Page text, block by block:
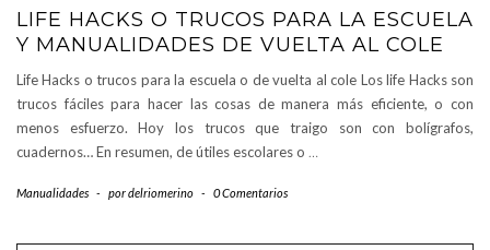
LIFE HACKS O TRUCOS PARA LA ESCUELA
Y MANUALIDADES DE VUELTA AL COLE
Life Hacks o trucos para la escuela o de vuelta al cole Los life Hacks son
trucos fáciles para hacer las cosas de manera más eficiente, o con
menos esfuerzo. Hoy los trucos que traigo son con bolígrafos,
cuadernos… En resumen, de útiles escolares o …
Manualidades - pordelriomerino - 0 Comentarios